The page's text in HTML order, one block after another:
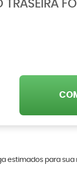
TRASEIRA
estimados para sua